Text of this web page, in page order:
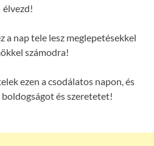
élvezd!
a nap tele lesz meglepetésekkel
számodra!
ezen a csodálatos napon, és
és szeretetet!